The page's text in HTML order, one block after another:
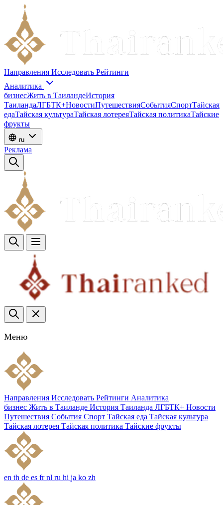
Направления Исследовать Рейтинги
Аналитика
бизнесЖить в ТаиландеИстория
ТаиландаЛГБТК+НовостиПутешествияСобытияСпортТайская
едаТайская культураТайская лотереяТайская политикаТайские
фрукты
ru
Реклама
Меню
Направления Исследовать Рейтинги Аналитика
бизнес Жить в Таиланде История Таиланда ЛГБТК+ Новости
Путешествия События Спорт Тайская еда Тайская культура
Тайская лотерея Тайская политика Тайские фрукты
en th de es fr nl ru hi ja ko zh